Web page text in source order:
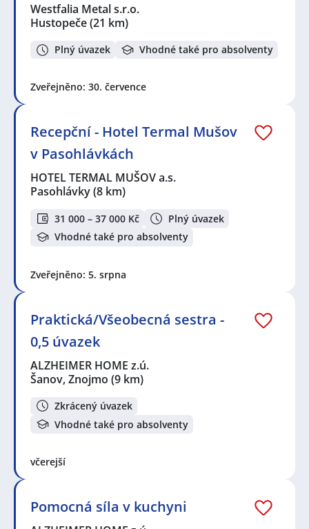
Westfalia Metal s.r.o.
Hustopeče(21 km)
Plný úvazek Vhodné také pro absolventy
Zveřejněno: 30. července
Recepční - Hotel Termal Mušov
v Pasohlávkách
HOTEL TERMAL MUŠOV a.s.
Pasohlávky(8 km)
31 000 – 37 000 Kč
Plný úvazek
Vhodné také pro absolventy
Zveřejněno: 5. srpna
Praktická/Všeobecná sestra -
0,5 úvazek
ALZHEIMER HOME z.ú.
Šanov, Znojmo (9 km)
Zkrácený úvazek
Vhodné také pro absolventy
včerejší
Pomocná síla v kuchyni